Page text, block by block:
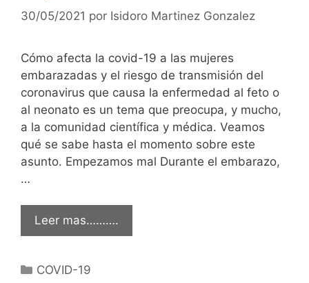
30/05/2021 por Isidoro Martinez Gonzalez
Cómo afecta la covid-19 a las mujeres
embarazadas y el riesgo de transmisión del
coronavirus que causa la enfermedad al feto o
al neonato es un tema que preocupa, y mucho,
a la comunidad científica y médica. Veamos
qué se sabe hasta el momento sobre este
asunto. Empezamos mal Durante el embarazo,
…
Leer mas……….
Categorías
COVID-19